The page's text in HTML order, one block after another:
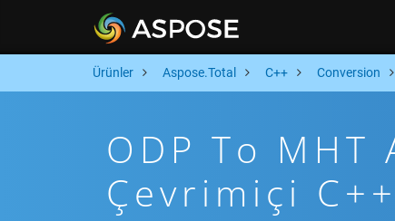
Ürünler Aspose.Total C++ Conversion
ODP To MHT
Çevrimiçi